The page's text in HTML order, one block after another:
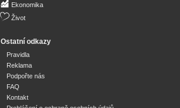
Ekonomika
Život
Ostatní odkazy
Pravidla
Reklama
Podpořte nás
FAQ
Kontakt